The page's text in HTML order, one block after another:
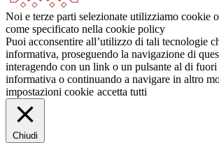
Noi e terze parti selezionate utilizziamo cookie
come specificato nella cookie policy
Puoi acconsentire all’utilizzo di tali tecnologie
informativa, proseguendo la navigazione di
interagendo con un link o un pulsante al di fuori
informativa o continuando a navigare in altro
impostazioni cookie accetta tutti
Chiudi